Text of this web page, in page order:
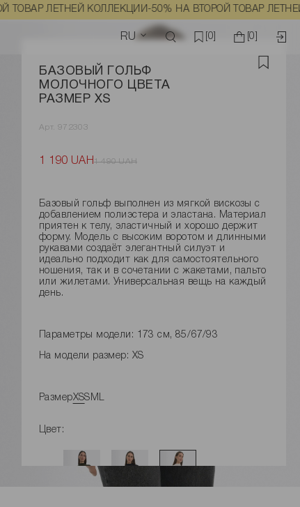
ЛЕТНЕЙ КОЛЛЕКЦИИ-50% НА ВТОРОЙ ТОВАР ЛЕТНЕЙ
RU [0] [0]
БАЗОВЫЙ ГОЛЬФ
МОЛОЧНОГО ЦВЕТА
РАЗМЕР XS
Арт. 972303
1 190 UAH1 490 UAH
Базовый гольф выполнен из мягкой вискозы с
добавлением полиэстера и эластана. Материал
приятен к телу, эластичный и хорошо держит
форму. Модель с высоким воротом и длинными
рукавами создаёт элегантный силуэт и
идеально подходит как для самостоятельного
ношения, так и в сочетании с жакетами, пальто
или жилетами. Универсальная вещь на каждый
день.
Параметры модели: 173 см, 85/67/93
На модели размер: XS
РазмерXSS M L
Цвет: